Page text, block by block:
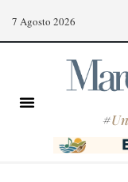
7 Agosto 2026
#